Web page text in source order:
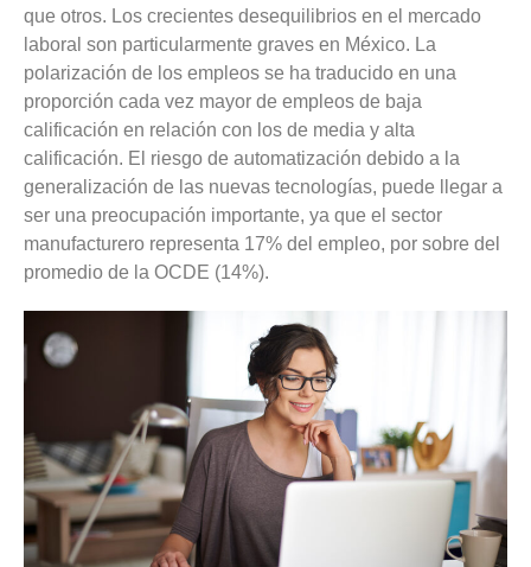
que otros. Los crecientes desequilibrios en el mercado
laboral son particularmente graves en México. La
polarización de los empleos se ha traducido en una
proporción cada vez mayor de empleos de baja
calificación en relación con los de media y alta
calificación. El riesgo de automatización debido a la
generalización de las nuevas tecnologías, puede llegar a
ser una preocupación importante, ya que el sector
manufacturero representa 17% del empleo, por sobre del
promedio de la OCDE (14%).